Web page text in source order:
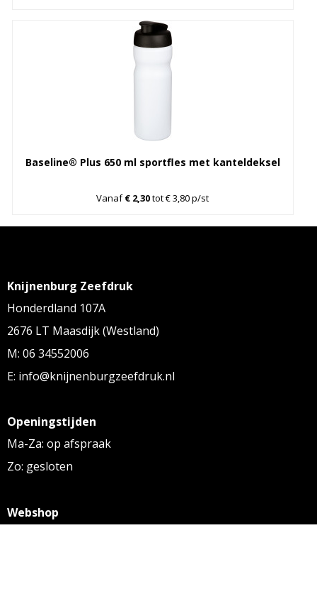
Baseline® Plus 650 ml sportfles met kanteldeksel
Vanaf€ 2,30tot € 3,80 p/st
Knijnenburg Zeefdruk
Honderdland 107A
2676 LT Maasdijk (Westland)
M: 06 34552006
E: info@knijnenburgzeefdruk.nl
Openingstijden
Ma-Za: op afspraak
Zo: gesloten
Webshop